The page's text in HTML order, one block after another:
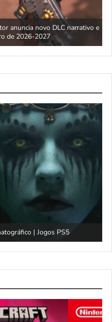
Damon e Ben Affleck, é o filme
segundo Nielsen
– anúncio da data de lançamento